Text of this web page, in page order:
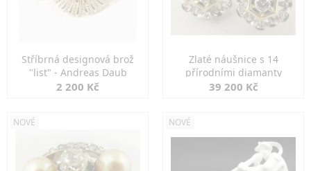
Stříbrná designová brož
"list" - Andreas Daub
2 200 Kč
Zlaté náušnice s 14
přírodními diamanty
39 200 Kč
NOVÉ NOVÉ